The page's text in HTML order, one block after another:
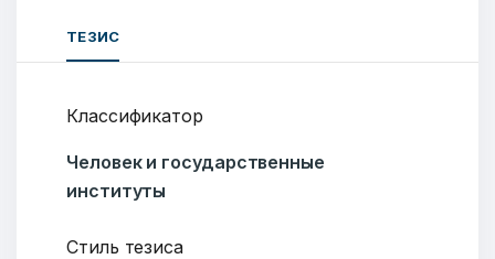
ТЕЗИС
Классификатор
Человек и государственные
институты
Стиль тезиса